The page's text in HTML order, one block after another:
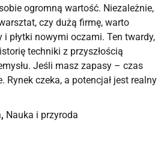
ogromną wartość. Niezależnie,
czy dużą firmę, warto
i płytki nowymi oczami. Ten twardy,
techniki z przyszłością
Jeśli masz zapasy – czas
Rynek czeka, a potencjał jest realny
, Nauka i przyroda